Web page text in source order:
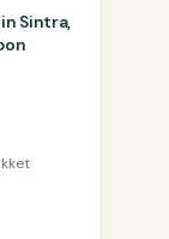
Sintra,